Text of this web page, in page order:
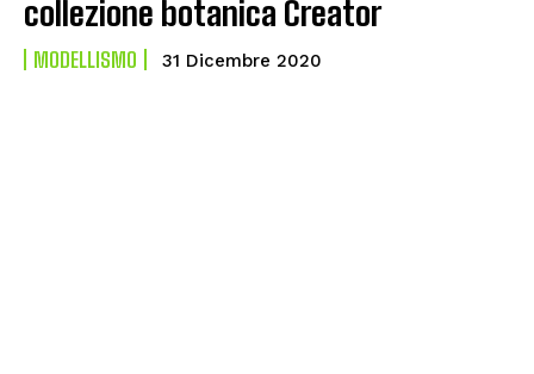
collezione botanica Creator
MODELLISMO 31 Dicembre 2020